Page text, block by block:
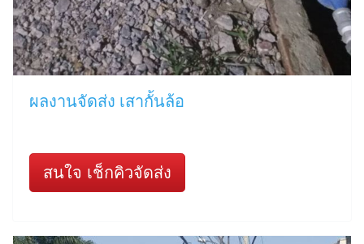
ผลงานจัดส่ง เสากั้นล้อ
สนใจ เช็กคิวจัดส่ง